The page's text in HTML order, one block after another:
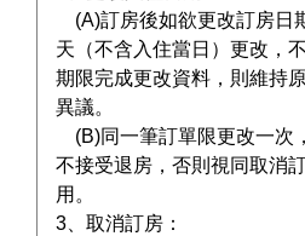
(A)訂房後如欲更改訂房日
天（不含入住當日）更改，
期限完成更改資料，則維持
異議。
(B)同一筆訂單限更改一次
不接受退房，否則視同取消
用。
3、取消訂房：